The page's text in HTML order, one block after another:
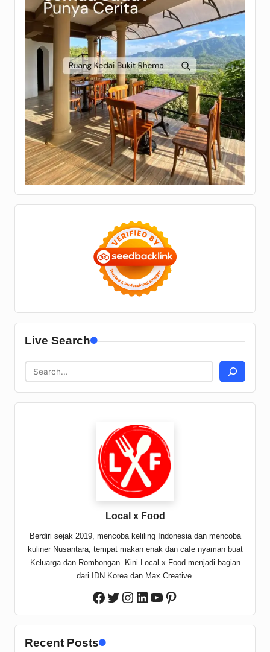
Live Search
Local x Food
Berdiri sejak 2019, mencoba keliling Indonesia dan mencoba
kuliner Nusantara, tempat makan enak dan cafe nyaman buat
Keluarga dan Rombongan. Kini Local x Food menjadi bagian
dari IDN Korea dan Max Creative.
Facebook
Twitter
Instagram
LinkedIn
YouTube
Pinterest
Recent Posts